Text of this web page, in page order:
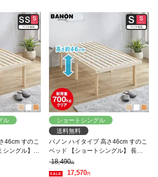
ル
46cm すのこ
ングル】
フレーム 耐
ホルムアルデ
ショートシングル
送料無料
バノン ハイタイプ 高さ46cm すのこ
ベッド 【ショートシングル】 長さ
180cm 木製 ベッドフレーム 耐荷重
350kg 組立簡単 低ホルムアルデヒド
18,490円
17,570円